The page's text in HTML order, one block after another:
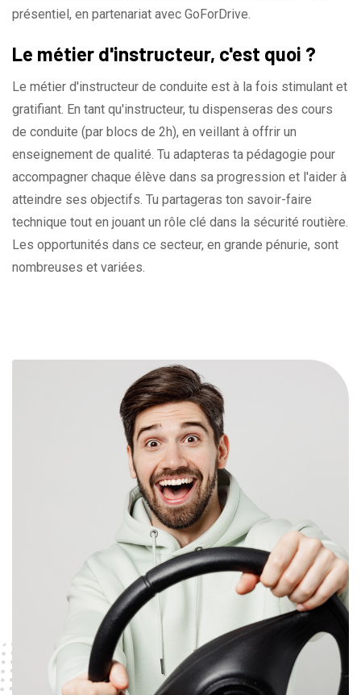
présentiel, en partenariat avec GoForDrive.
Le métier d'instructeur, c'est quoi ?
Le métier d'instructeur de conduite est à la fois stimulant et
gratifiant. En tant qu'instructeur, tu dispenseras des cours
de conduite (par blocs de 2h), en veillant à offrir un
enseignement de qualité. Tu adapteras ta pédagogie pour
accompagner chaque élève dans sa progression et l'aider à
atteindre ses objectifs. Tu partageras ton savoir-faire
technique tout en jouant un rôle clé dans la sécurité routière.
Les opportunités dans ce secteur, en grande pénurie, sont
nombreuses et variées.